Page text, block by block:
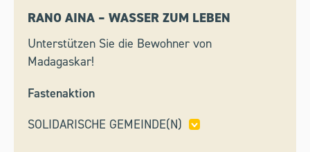
RANO AINA – WASSER ZUM LEBEN
Unterstützen Sie die Bewohner von
Madagaskar!
Fastenaktion
SOLIDARISCHE GEMEINDE(N)